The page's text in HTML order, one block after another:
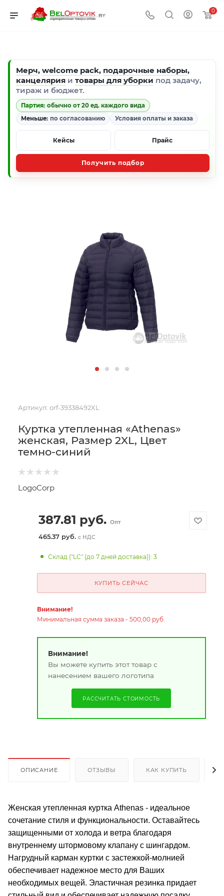
0
Мерч, welcome pack, подарочные наборы,
канцелярия и товары для уборки под задачу,
тираж и бюджет.
Партия: обычно от 20 ед. каждого вида
Меньше: по согласованию Условия оплаты и заказа
Кейсы Прайс
Получить подбор
Артикул: orf-39338492XL
Куртка утепленная «Athenas»
женская, Размер 2XL, Цвет
темно-синий
LogoCorp
387.81 руб. Опт
465.37 руб. с НДС
Склад ("LC" (до 7 дней доставка)): 3
КУПИТЬ СЕЙЧАС
Внимание!
Минимальная сумма заказа - 500,00 руб.
Внимание!
Вы можете купить этот товар с
нанесением вашего логотипа
РАССЧИТАТЬ СТОИМОСТЬ
ОПИСАНИЕ ОТЗЫВЫ КАК КУПИТЬ
Женская утепленная куртка Athenas - идеальное
сочетание стиля и функциональности. Оставайтесь
защищенными от холода и ветра благодаря
внутреннему штормовому клапану с шингардом.
Нагрудный карман куртки с застежкой-молнией
обеспечивает надежное место для Ваших
необходимых вещей. Эластичная резинка придает